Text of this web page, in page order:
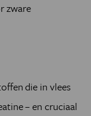
zware
die in vlees
– en cruciaal